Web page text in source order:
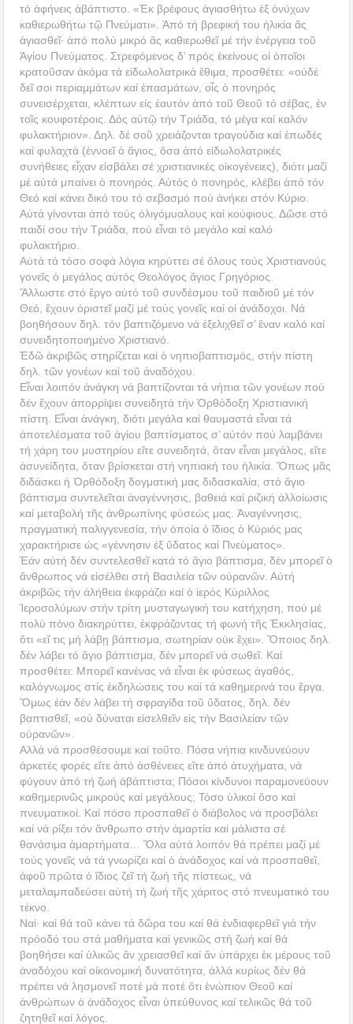
τό ἀφήνεις ἀβάπτιστο. «Ἐκ βρέφους ἁγιασθήτω ἐξ ὀνύχων
καθιερωθήτω τῷ Πνεύματι». Ἀπό τή βρεφική του ἡλικία ἄς
ἁγιασθεῖ· ἀπό πολύ μικρό ἄς καθιερωθεῖ μέ τήν ἐνέργεια τοῦ
Ἁγίου Πνεύματος. Στρεφόμενος δ’ πρός ἐκείνους οἱ ὁποῖοι
κρατοῦσαν ἀκόμα τά εἰδωλολατρικά ἔθιμα, προσθέτει: «οὐδέ
δεῖ σοι περιαμμάτων καί ἐπασμάτων, οἷς ὁ πονηρός
συνεισέρχεται, κλέπτων εἰς ἑαυτόν ἀπό τοῦ Θεοῦ τό σέβας, ἐν
τοῖς κουφοτέροις. Δός αὐτῷ τήν Τριάδα, τό μέγα καί καλόν
φυλακτήριον». Δηλ. δέ σοῦ χρειάζονται τραγούδια καί ἐπωδές
καί φυλαχτά (ἐννοεῖ ὁ ἅγιος, ὅσα ἀπό εἰδωλολατρικές
συνήθειες εἶχαν εἰσβάλει σέ χριστιανικές οἰκογένειες), διότι μαζί
μέ αὐτά μπαίνει ὁ πονηρός. Αὐτός ὁ πονηρός, κλέβει ἀπό τόν
Θεό καί κάνει δικό του τό σεβασμό πού ἀνήκει στόν Κύριο.
Αὐτά γίνονται ἀπό τούς ὀλιγόμυαλους καί κούφιους. Δῶσε στό
παιδί σου τήν Τριάδα, πού εἶναι τό μεγάλο καί καλό
φυλακτήριο.
Αὐτά τά τόσο σοφά λόγια κηρύττει σέ ὅλους τούς Χριστιανούς
γονεῖς ὁ μεγάλος αὐτός Θεολόγος ἅγιος Γρηγόριος.
Ἄλλωστε στό ἔργο αὐτό τοῦ συνδέσμου τοῦ παιδιοῦ μέ τόν
Θεό, ἔχουν ὁριστεῖ μαζί μέ τούς γονεῖς καί οἱ ἀνάδοχοι. Νά
βοηθήσουν δηλ. τόν βαπτιζόμενο νά ἐξελιχθεῖ σ’ ἕναν καλό καί
συνειδητοποιημένο Χριστιανό.
Ἐδῶ ἀκριβῶς στηρίζεται καί ὁ νηπιοβαπτισμός, στήν πίστη
δηλ. τῶν γονέων καί τοῦ ἀναδόχου.
Εἶναι λοιπόν ἀνάγκη νά βαπτίζονται τά νήπια τῶν γονέων πού
δέν ἔχουν ἀπορρίψει συνειδητά τήν Ὀρθόδοξη Χριστιανική
πίστη. Εἶναι ἀνάγκη, διότι μεγάλα καί θαυμαστά εἶναι τά
ἀποτελέσματα τοῦ ἁγίου βαπτίσματος σ’ αὐτόν πού λαμβάνει
τή χάρη του μυστηρίου εἴτε συνειδητά, ὅταν εἶναι μεγάλος, εἴτε
ἀσυνείδητα, ὅταν βρίσκεται στή νηπιακή του ἡλικία. Ὅπως μᾶς
διδάσκει ἡ Ὀρθόδοξη δογματική μας διδασκαλία, στό ἅγιο
βάπτισμα συντελεῖται ἀναγέννησις, βαθειά καί ριζική ἀλλοίωσις
καί μεταβολή τῆς ἀνθρωπίνης φύσεώς μας. Ἀναγέννησις,
πραγματική παλιγγενεσία, τήν ὁποία ὁ ἴδιος ὁ Κύριός μας
χαρακτήρισε ὡς «γέννησιν ἐξ ὕδατος καί Πνεύματος».
Ἐάν αὐτή δέν συντελεσθεῖ κατά τό ἅγιο βάπτισμα, δέν μπορεῖ ὁ
ἄνθρωπος νά εἰσέλθει στή Βασιλεία τῶν οὐρανῶν. Αὐτή
ἀκριβῶς τήν ἀλήθεια ἐκφράζει καί ὁ ἱερός Κύριλλος
Ἱεροσολύμων στήν τρίτη μυσταγωγική του κατήχηση, πού μέ
πολύ πόνο διακηρύττει, ἐκφράζοντας τή φωνή τῆς Ἐκκλησίας,
ὅτι «εἴ τις μή λάβῃ βάπτισμα, σωτηρίαν οὐκ ἔχει». Ὅποιος δηλ.
δέν λάβει τό ἅγιο βάπτισμα, δέν μπορεῖ νἀ σωθεῖ. Καί
προσθέτει: Μπορεῖ κανένας νά εἶναι ἐκ φύσεως ἀγαθός,
καλόγνωμος στίς ἐκδηλώσεις του καί τά καθημερινά του ἔργα.
Ὅμως ἐάν δέν λάβει τή σφραγίδα τοῦ ὕδατος, δηλ. δέν
βαπτισθεῖ, «οὐ δύναται εἰσελθεῖν εἰς τήν Βασιλείαν τῶν
οὐρανῶν».
Αλλά νά προσθέσουμε καί τοῦτο. Πόσα νήπια κινδυνεύουν
ἀρκετές φορές εἴτε ἀπό ἀσθένειες εἴτε ἀπό ἀτυχήματα, νά
φύγουν ἀπό τή ζωή ἀβάπτιστα; Πόσοι κίνδυνοι παραμονεύουν
καθημερινῶς μικρούς καί μεγάλους; Τόσο ὑλικοί ὅσο καί
πνευματικοί. Καί πόσο προσπαθεῖ ὁ διάβολος νά προσβάλει
καί νά ρίξει τόν ἄνθρωπο στήν ἁμαρτία καί μάλιστα σέ
θανάσιμα ἁμαρτήματα… Ὅλα αὐτά λοιπόν θά πρέπει μαζί μέ
τούς γονεῖς νά τά γνωρίζει καί ὁ ἀνάδοχος καί νά προσπαθεῖ,
ἀφοῦ πρῶτα ὁ ἴδιος ζεῖ τή ζωή τῆς πίστεως, νά
μεταλαμπαδεύσει αὐτή τή ζωή τῆς χάριτος στό πνευματικό του
τέκνο.
Ναί· καί θά τοῦ κάνει τά δῶρα του καί θά ἐνδιαφερθεῖ γιά τήν
πρόοδό του στά μαθήματα καί γενικῶς στή ζωή καί θά
βοηθήσει καί ὑλικῶς ἄν χρειασθεῖ καί ἄν ὑπάρχει ἐκ μέρους τοῦ
ἀναδόχου καί οίκονομική δυνατότητα, ἀλλά κυρίως δέν θά
πρέπει νά λησμονεῖ ποτέ μά ποτέ ὅτι ἐνώπιον Θεοῦ καί
ἀνθρώπων ὁ ἀνάδοχος εἶναι ὑπεύθυνος καί τελικῶς θά τοῦ
ζητηθεῖ καί λόγος.